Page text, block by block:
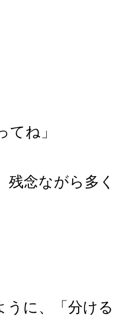
てね」
残念ながら多
うに、「分け